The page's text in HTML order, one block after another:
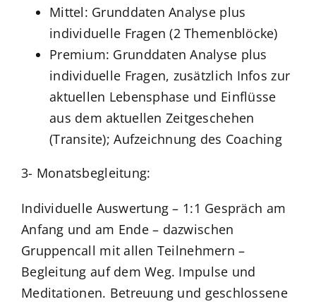
Mittel: Grunddaten Analyse plus
individuelle Fragen (2 Themenblöcke)
Premium: Grunddaten Analyse plus
individuelle Fragen, zusätzlich Infos zur
aktuellen Lebensphase und Einflüsse
aus dem aktuellen Zeitgeschehen
(Transite); Aufzeichnung des Coaching
3- Monatsbegleitung:
Individuelle Auswertung – 1:1 Gespräch am
Anfang und am Ende – dazwischen
Gruppencall mit allen Teilnehmern –
Begleitung auf dem Weg. Impulse und
Meditationen. Betreuung und geschlossene